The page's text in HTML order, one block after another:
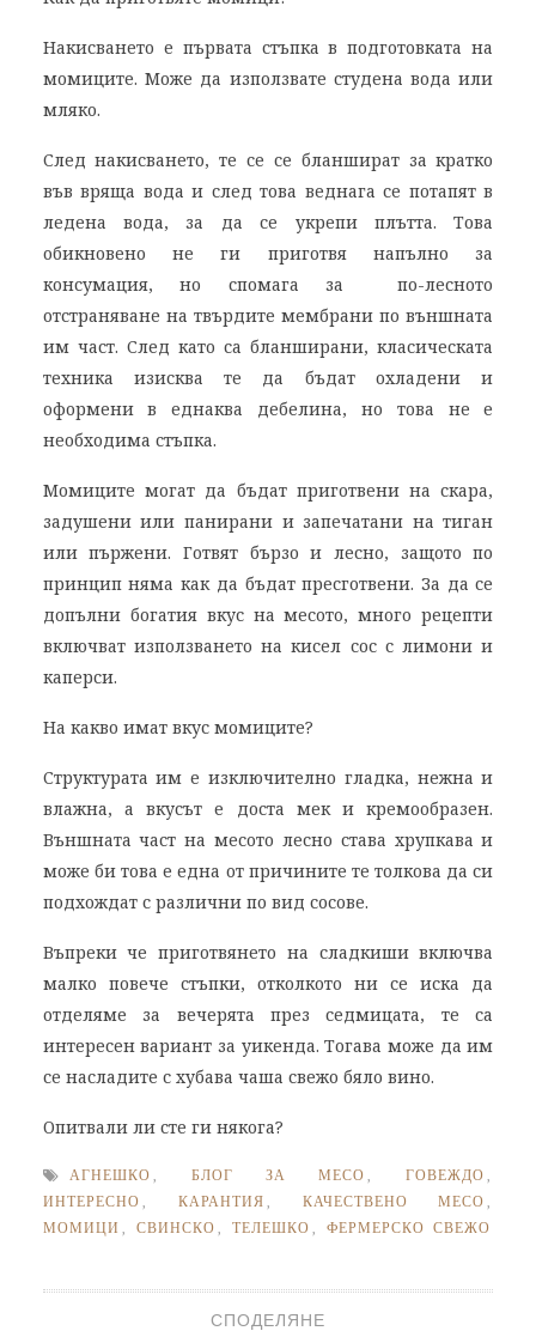
Накисването е първата стъпка в подготовката на
момиците. Може да използвате студена вода или
мляко.
След накисването, те се се бланшират за кратко
във вряща вода и след това веднага се потапят в
ледена вода, за да се укрепи плътта. Това
обикновено не ги приготвя напълно за
консумация, но спомага за по-лесното
отстраняване на твърдите мембрани по външната
им част. След като са бланширани, класическата
техника изисква те да бъдат охладени и
оформени в еднаква дебелина, но това не е
необходима стъпка.
Момиците могат да бъдат приготвени на скара,
задушени или панирани и запечатани на тиган
или пържени. Готвят бързо и лесно, защото по
принцип няма как да бъдат пресготвени. За да се
допълни богатия вкус на месото, много рецепти
включват използването на кисел сос с лимони и
каперси.
На какво имат вкус момиците?
Структурата им е изключително гладка, нежна и
влажна, а вкусът е доста мек и кремообразен.
Външната част на месото лесно става хрупкава и
може би това е една от причините те толкова да си
подхождат с различни по вид сосове.
Въпреки че приготвянето на сладкиши включва
малко повече стъпки, отколкото ни се иска да
отделяме за вечерята през седмицата, те са
интересен вариант за уикенда. Тогава може да им
се насладите с хубава чаша свежо бяло вино.
Опитвали ли сте ги някога?
АГНЕШКО БЛОГ ЗА МЕСО ГОВЕЖДО
ИНТЕРЕСНО
КАРАНТИЯ КАЧЕСТВЕНО МЕСО
МОМИЦИ
СВИНСКО ТЕЛЕШКО ФЕРМЕРСКО СВЕЖО
СПОДЕЛЯНЕ